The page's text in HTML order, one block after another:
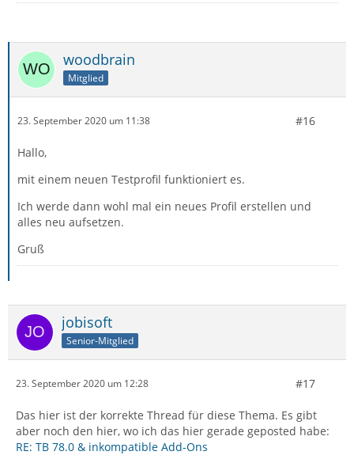
woodbrain
Mitglied
23. September 2020 um 11:38 #16
Hallo,
mit einem neuen Testprofil funktioniert es.
Ich werde dann wohl mal ein neues Profil erstellen und
alles neu aufsetzen.
Gruß
jobisoft
Senior-Mitglied
23. September 2020 um 12:28 #17
Das hier ist der korrekte Thread für diese Thema. Es gibt
aber noch den hier, wo ich das hier gerade geposted habe:
RE: TB 78.0 & inkompatible Add-Ons